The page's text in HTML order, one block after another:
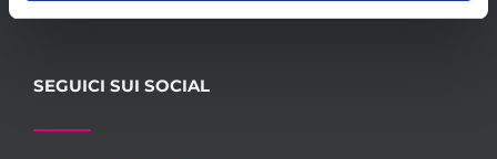
Conti 360°
SEGUICI SUI SOCIAL